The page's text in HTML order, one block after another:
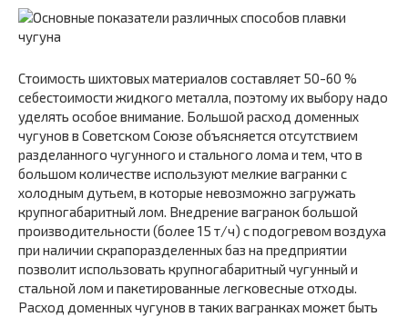
Стоимость шихтовых материалов составляет 50-60 %
себестоимости жидкого металла, поэтому их выбору надо
уделять особое внимание. Большой расход доменных
чугунов в Советском Союзе объясняется отсутствием
разделанного чугунного и стального лома и тем, что в
большом количестве используют мелкие вагранки с
холодным дутьем, в которые невозможно загружать
крупногабаритный лом. Внедрение вагранок большой
производительности (более 15 т/ч) с подогревом воздуха
при наличии скрапоразделенных баз на предприятии
позволит использовать крупногабаритный чугунный и
стальной лом и пакетированные легковесные отходы.
Расход доменных чугунов в таких вагранках может быть